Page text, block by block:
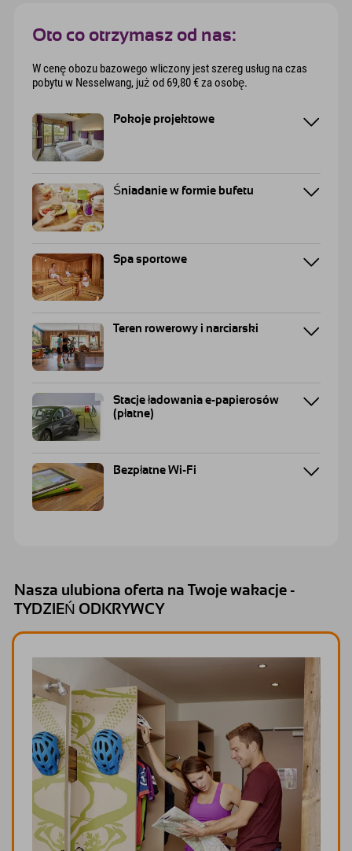
Oto co otrzymasz od nas:
W cenę obozu bazowego wliczony jest szereg usług na czas
pobytu w Nesselwang, już od 69,80 € za osobę.
Pokoje projektowe
Śniadanie w formie bufetu
Spa sportowe
Teren rowerowy i narciarski
Stacje ładowania e-papierosów
(płatne)
Bezpłatne Wi-Fi
Nasza ulubiona oferta na Twoje wakacje -
TYDZIEŃ ODKRYWCY